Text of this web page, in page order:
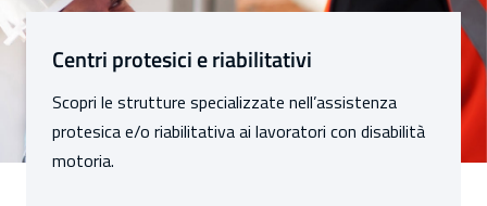
Sezioni
Centri protesici e riabilitativi
Scopri le strutture specializzate nell’assistenza
protesica e/o riabilitativa ai lavoratori con disabilità
motoria.